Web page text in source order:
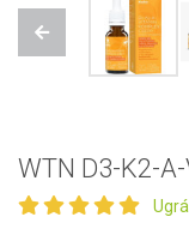
Previous
WTN D3-K2-